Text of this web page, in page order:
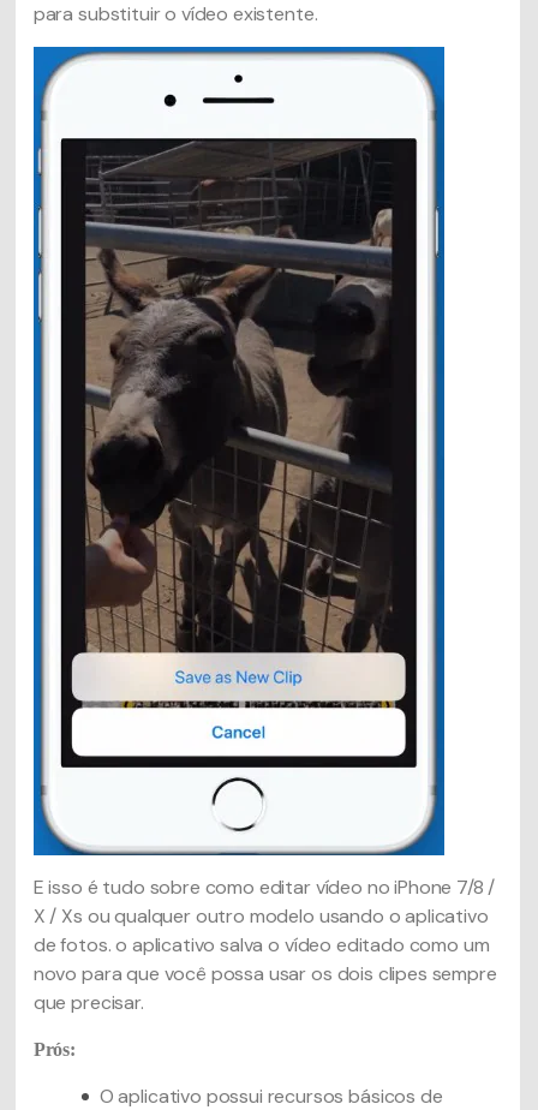
para substituir o vídeo existente.
E isso é tudo sobre como editar vídeo no iPhone 7/8 /
X / Xs ou qualquer outro modelo usando o aplicativo
de fotos. o aplicativo salva o vídeo editado como um
novo para que você possa usar os dois clipes sempre
que precisar.
Prós:
O aplicativo possui recursos básicos de